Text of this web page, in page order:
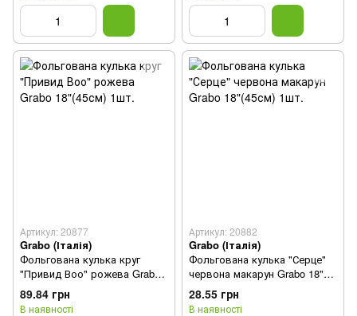
Артикул: 20877
Grabo (Італія)
Фольгована кулька круг
"Привид Воо" рожева Grabo
18"(45см) 1шт.
89.84 грн
В наявності
Артикул: 20882
Grabo (Італія)
Фольгована кулька "Серце"
червона макарун Grabo 18"
(45см) 1шт.
28.55 грн
В наявності